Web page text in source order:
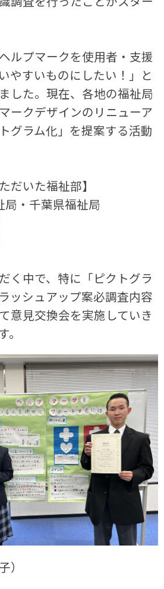
ルプマークを使用者・支援
やすいものにしたい！」と
した。現在、各地の福祉局
ークデザインのリニューア
グラム化」を提案する活動
だいた福祉部】
・千葉県福祉局
く中で、特に「ピクトグラ
ッシュアップ案必調査内容
意見交換会を実施していき
）